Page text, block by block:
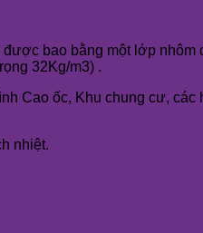
bao bằng một lớp nhôm
32Kg/m3) .
Cao ốc, Khu chung cư, các
nhiệt.